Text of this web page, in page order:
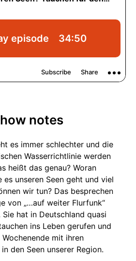
notes
es immer schlechter und die
Wasserrichtlinie werden
heißt das genau? Woran
es unseren Seen geht und viel
wir tun? Das besprechen
von „…auf weiter Flurfunk“
hat in Deutschland quasi
ins Leben gerufen und
mit ihren
den Seen unserer Region.